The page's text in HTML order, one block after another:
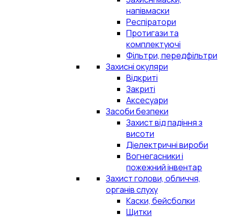
напівмаски
Респіратори
Протигази та
комплектуючі
Фільтри, передфільтри
Захисні окуляри
Відкриті
Закриті
Аксесуари
Засоби безпеки
Захист від падіння з
висоти
Діелектричні вироби
Вогнегасники і
пожежний інвентар
Захист голови, обличчя,
органів слуху
Каски, бейсболки
Щитки